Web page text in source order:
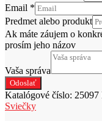
Email *
Predmet alebo produkt
Ak máte záujem o
prosím jeho názov
Vaša správa
Odoslať
Katalógové číslo: 25097
Sviečky